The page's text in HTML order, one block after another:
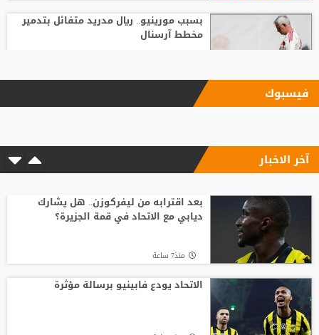
بسبب مورينيو.. ريال مدريد متفائل بتدمير
مخطط آرسنال
الاتحاد يودع فابينيو برسالة مؤثرة
رابطة وطنية يعارض ترشيح القطري الخليفي
الفيفا يصرف مكافآت الأردن والأمير علي
يؤكد مجددا عدم دعمه لإنفانتينو
فيسبوك
آخر الاخبار
بعد اقترابه من ليفركوزن.. هل يشارك
ديابي مع الاتحاد في قمة الجزيرة؟
منذ7 ساعة
الاتحاد يودع فابينيو برسالة مؤثرة